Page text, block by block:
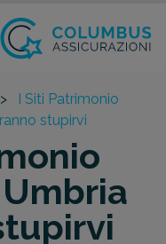
I Siti Patrimonio
stupirvi
Umbria